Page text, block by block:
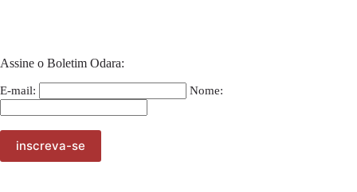
Assine o Boletim Odara:
E-mail: Nome: